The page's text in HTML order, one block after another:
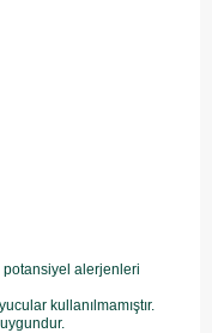
potansiyel alerjenleri
kullanılmamıştır.